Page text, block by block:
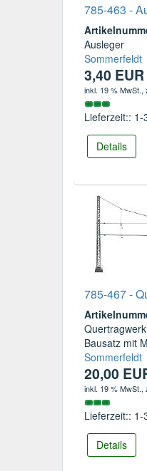
785-463 -
Ausleger
Sommerfeldt
3,40 EUR
inkl. 19 % MwSt.,
Lieferzeit:: 1-
Details
785-467 -
Quertragwerk
Bausatz mit
Sommerfeldt
20,00
inkl. 19 % MwSt.,
Lieferzeit:: 1-
Details